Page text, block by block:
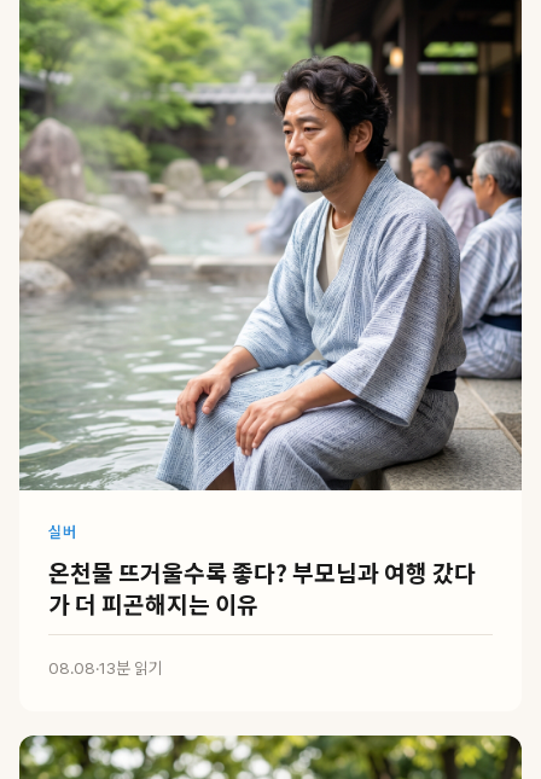
실버
온천물 뜨거울수록 좋다? 부모님과 여행 갔다
가 더 피곤해지는 이유
08.08·13분 읽기